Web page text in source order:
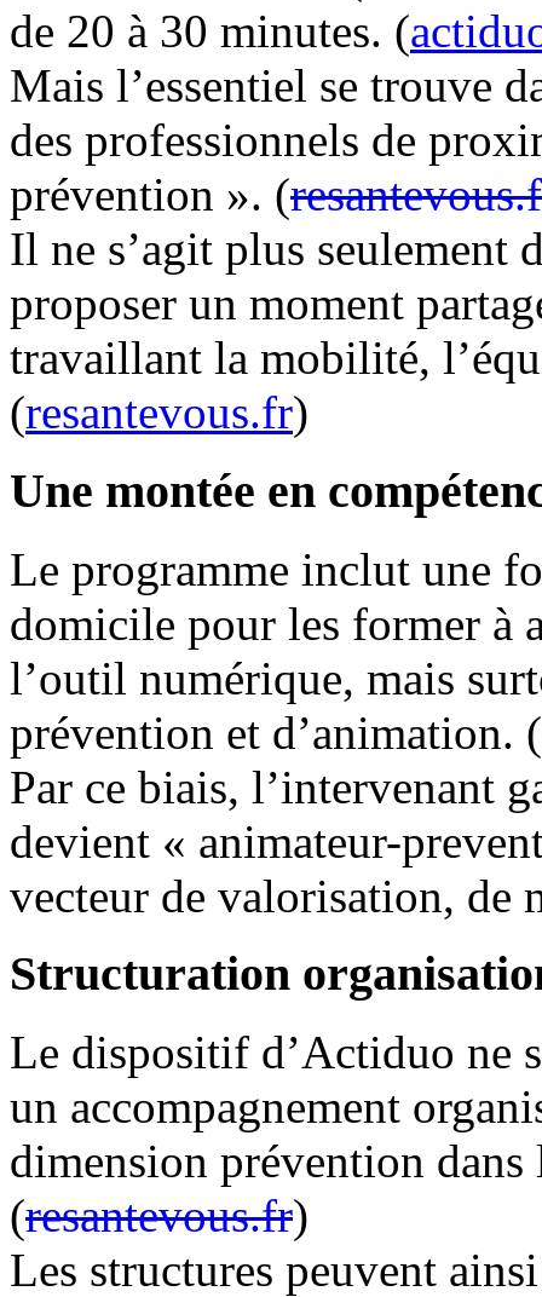
de 20 à 30 minutes. (
Mais l’essentiel se trouve
des professionnels de
prévention ». (
Il ne s’agit plus seulement
proposer un moment
travaillant la mobilité,
(resantevous.fr)
Une montée en
Le programme inclut une
domicile pour les former à
l’outil numérique, mais
prévention et d’animation. (
Par ce biais, l’intervenant
devient « animateur-
vecteur de valorisation,
Structuration
Le dispositif d’Actiduo ne
un accompagnement
dimension prévention
(resantevous.fr)
Les structures peuvent